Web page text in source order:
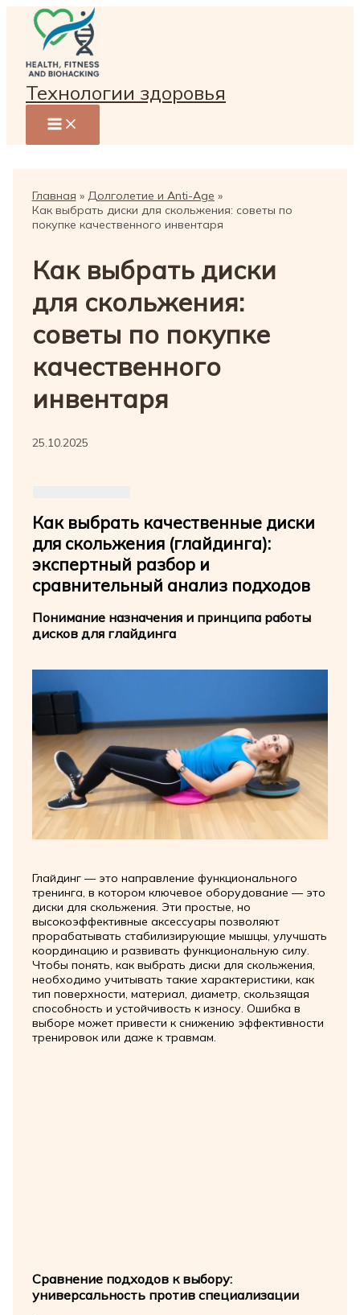
Перейти
содержимому
Технологии здоровья
Главная
Долголетие и Anti-Age
Как выбрать диски для скольжения: советы по
покупке качественного инвентаря
Как выбрать диски
для скольжения:
советы по покупке
качественного
инвентаря
25.10.2025
Как выбрать качественные диски
для скольжения (глайдинга):
экспертный разбор и
сравнительный анализ подходов
Понимание назначения и принципа работы
дисков для глайдинга
Глайдинг — это направление функционального
тренинга, в котором ключевое оборудование — это
диски для скольжения. Эти простые, но
высокоэффективные аксессуары позволяют
прорабатывать стабилизирующие мышцы, улучшать
координацию и развивать функциональную силу.
Чтобы понять, как выбрать диски для скольжения,
необходимо учитывать такие характеристики, как
тип поверхности, материал, диаметр, скользящая
способность и устойчивость к износу. Ошибка в
выборе может привести к снижению эффективности
тренировок или даже к травмам.
Сравнение подходов к выбору:
универсальность против специализации